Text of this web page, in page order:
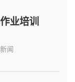
业培训
闻